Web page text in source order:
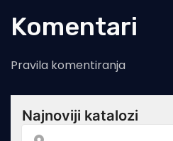
Komentari
Pravila komentiranja